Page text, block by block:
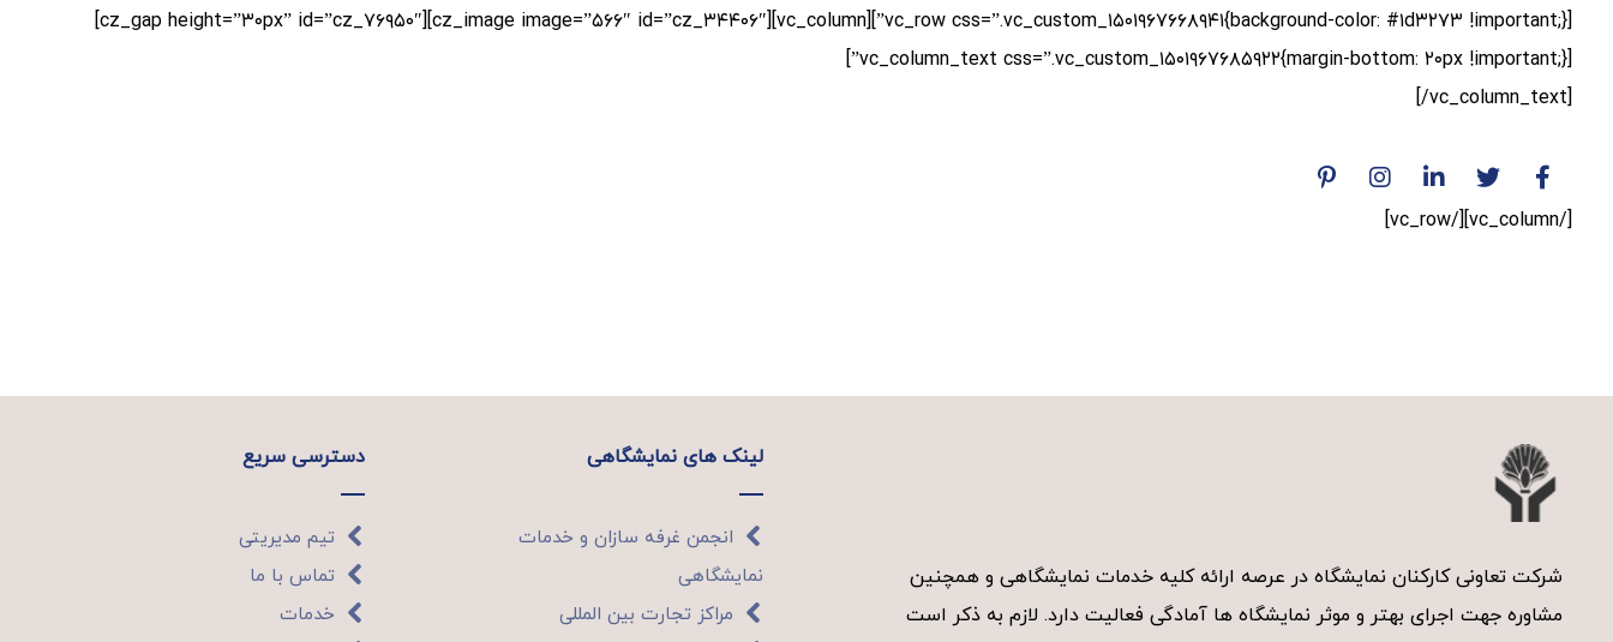
[vc_row css=”.vc_custom_۱۵۰۱۹۶۷۶۶۸۹۴۱{background-color: #۱d۳۲۷۳ !important;}”][vc_column][cz_image image=”۵۶۶″ id=”cz_۳۴۴۰۶″][cz_gap height=”۳۰px” id=”cz_۷۶۹۵۰″]
[vc_column_text css=”.vc_custom_۱۵۰۱۹۶۷۶۸۵۹۲۲{margin-bottom: ۲۰px !important;}”]
[/vc_column_text]
[/vc_column][/vc_row]
شرکت تعاونی کارکنان نمایشگاه در عرصه ارائه کلیه خدمات نمایشگاهی و همچنین
مشاوره جهت اجرای بهتر و موثر نمایشگاه ها آمادگی فعالیت دارد. لازم به ذکر است
لینک های نمایشگاهی
انجمن غرفه سازان و خدمات
نمایشگاهی
مراکز تجارت بین المللی
دسترسی سریع
تیم مدیریتی
تماس با ما
خدمات